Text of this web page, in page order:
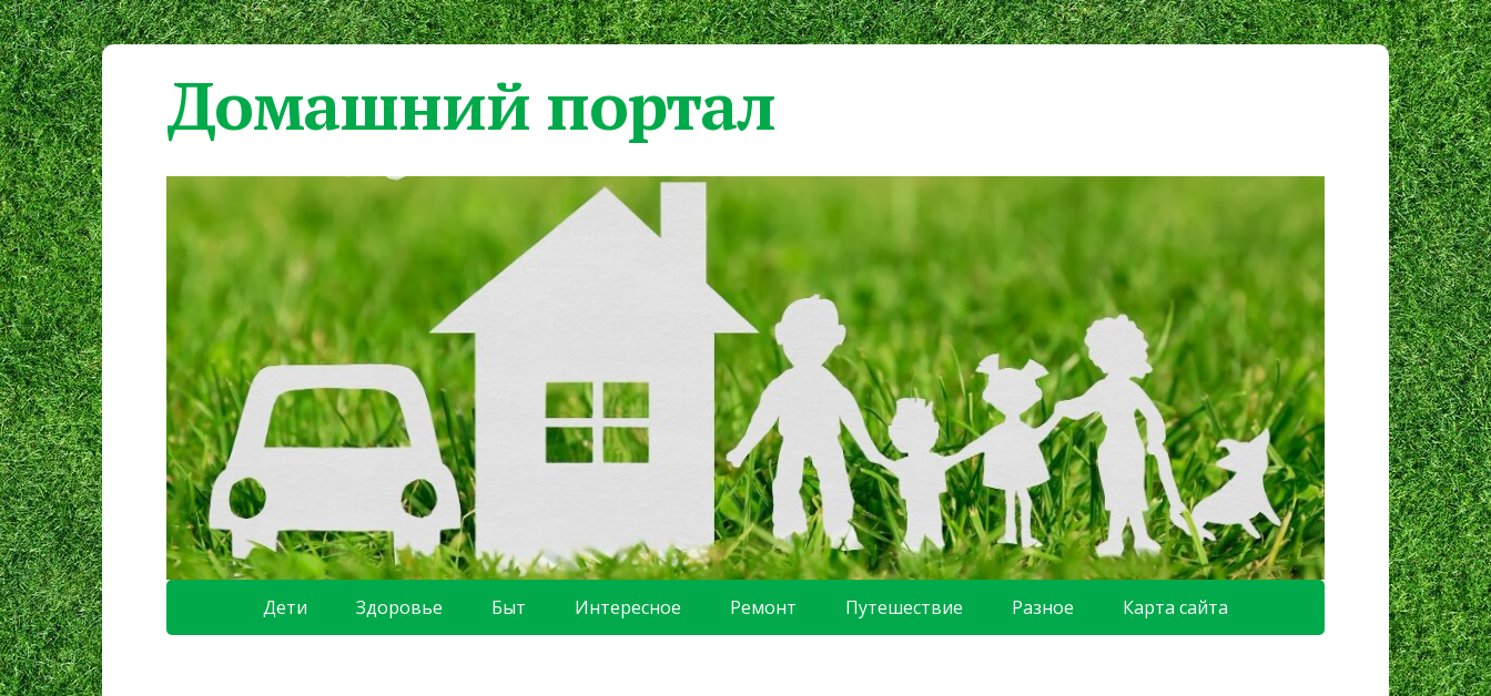
Домашний портал
Дети Здоровье Быт Интересное Ремонт Путешествие Разное Карта сайта